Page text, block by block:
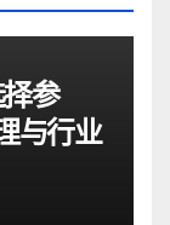
参
与行业